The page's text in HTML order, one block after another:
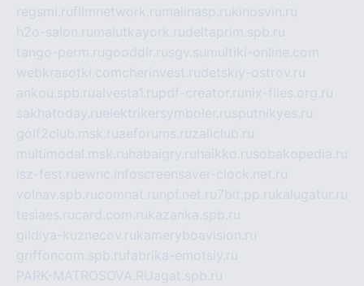
regsmi.rufilmnetwork.ru malinasp.rukinosvin.ru
h2o-salon.ru malutkayork.rudeltaprim.spb.ru
tango-perm.rugooddir.rusgv.su multiki-online.com
webkrasotki.comcherinvest.rudetskiy-ostrov.ru
ankou.spb.rualvesta1.rupdf-creator.ru nix-files.org.ru
sakhatoday.ruelektrikersymboler.rusputnikyes.ru
golf2club.msk.ruaeforums.ruzallclub.ru
multimodal.msk.ru habaigry.ru haikko.rusobakopedia.ru
isz-fest.ruewnc.infoscreensaver-clock.net.ru
volnav.spb.rucomnat.ru npf.net.ru 7bit.pp.rukalugatur.ru
tesiaes.rucard.com.rukazanka.spb.ru
gildiya-kuznecov.rukameryboavision.ru
griffoncom.spb.rufabrika-emotsiy.ru
PARK-MATROSOVA.RUagat.spb.ru